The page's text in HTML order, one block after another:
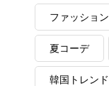
ファッショ
夏コーデ
韓国トレンド